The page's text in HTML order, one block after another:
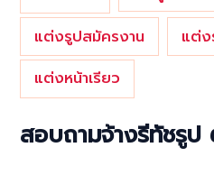
แต่งรูปสมัครงาน
แต่ง
แต่งหน้าเรียว
สอบถามจ้างรีทัชรู